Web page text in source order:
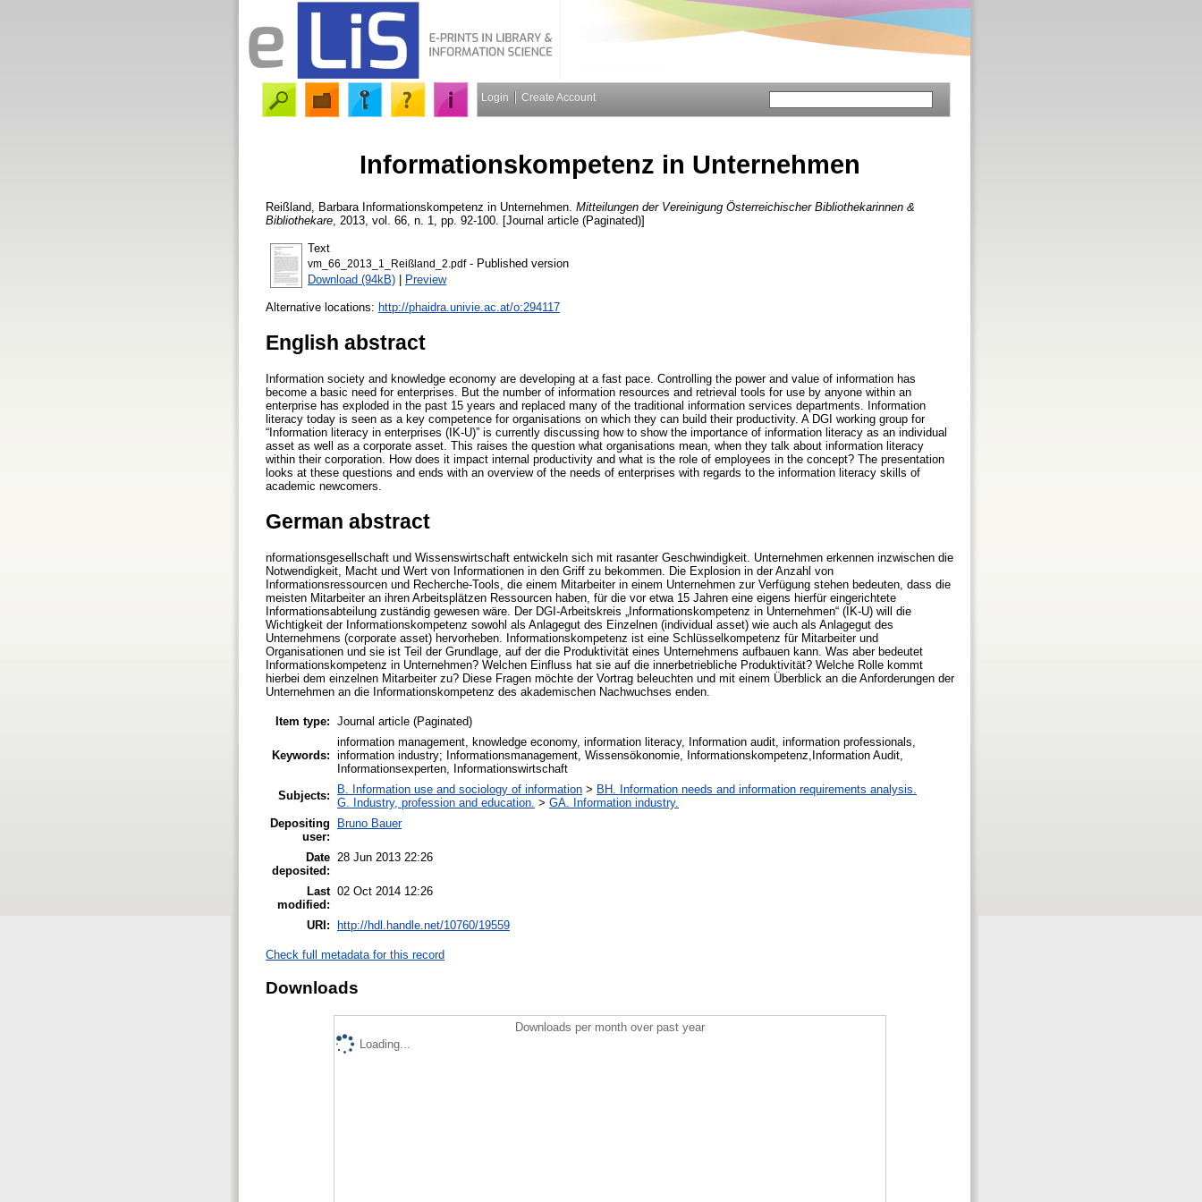
Login Create Account
Informationskompetenz in Unternehmen
Reißland, Barbara Informationskompetenz in Unternehmen. Mitteilungen der Vereinigung Österreichischer Bibliothekarinnen &
Bibliothekare , 2013, vol. 66, n. 1, pp. 92-100. [Journal article (Paginated)]
Text
vm_66_2013_1_Reißland_2.pdf- Published version
Download (94kB) | Preview
Alternative locations: http://phaidra.univie.ac.at/o:294117
English abstract
Information society and knowledge economy are developing at a fast pace. Controlling the power and value of information has
become a basic need for enterprises. But the number of information resources and retrieval tools for use by anyone within an
enterprise has exploded in the past 15 years and replaced many of the traditional information services departments. Information
literacy today is seen as a key competence for organisations on which they can build their productivity. A DGI working group for
“Information literacy in enterprises (IK-U)” is currently discussing how to show the importance of information literacy as an individual
asset as well as a corporate asset. This raises the question what organisations mean, when they talk about information literacy
within their corporation. How does it impact internal productivity and what is the role of employees in the concept? The presentation
looks at these questions and ends with an overview of the needs of enterprises with regards to the information literacy skills of
academic newcomers.
German abstract
nformationsgesellschaft und Wissenswirtschaft entwickeln sich mit rasanter Geschwindigkeit. Unternehmen erkennen inzwischen die
Notwendigkeit, Macht und Wert von Informationen in den Griff zu bekommen. Die Explosion in der Anzahl von
Informationsressourcen und Recherche-Tools, die einem Mitarbeiter in einem Unternehmen zur Verfügung stehen bedeuten, dass die
meisten Mitarbeiter an ihren Arbeitsplätzen Ressourcen haben, für die vor etwa 15 Jahren eine eigens hierfür eingerichtete
Informationsabteilung zuständig gewesen wäre. Der DGI-Arbeitskreis „Informationskompetenz in Unternehmen“ (IK-U) will die
Wichtigkeit der Informationskompetenz sowohl als Anlagegut des Einzelnen (individual asset) wie auch als Anlagegut des
Unternehmens (corporate asset) hervorheben. Informationskompetenz ist eine Schlüsselkompetenz für Mitarbeiter und
Organisationen und sie ist Teil der Grundlage, auf der die Produktivität eines Unternehmens aufbauen kann. Was aber bedeutet
Informationskompetenz in Unternehmen? Welchen Einfluss hat sie auf die innerbetriebliche Produktivität? Welche Rolle kommt
hierbei dem einzelnen Mitarbeiter zu? Diese Fragen möchte der Vortrag beleuchten und mit einem Überblick an die Anforderungen der
Unternehmen an die Informationskompetenz des akademischen Nachwuchses enden.
Item type: Journal article (Paginated)
Keywords:
information management, knowledge economy, information literacy, Information audit, information professionals,
information industry; Informationsmanagement, Wissensökonomie, Informationskompetenz,Information Audit,
Informationsexperten, Informationswirtschaft
Subjects:
B. Information use and sociology of information > BH. Information needs and information requirements analysis.
G. Industry, profession and education. > GA. Information industry.
Depositing
user:
Bruno Bauer
Date
deposited:
28 Jun 2013 22:26
Last
modified:
02 Oct 2014 12:26
URI: http://hdl.handle.net/10760/19559
Check full metadata for this record
Downloads
Downloads per month over past year
Loading...